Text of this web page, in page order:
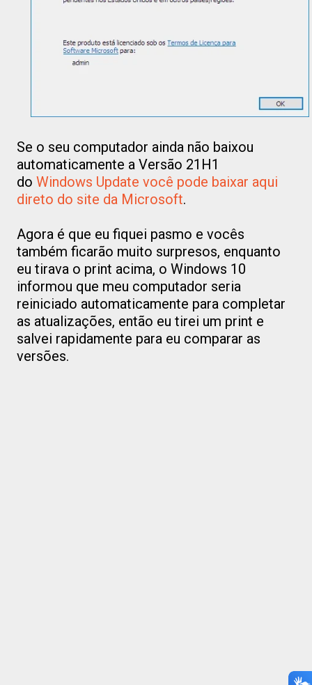
Se o seu computador ainda não baixou
automaticamente a Versão 21H1
do Windows Update você pode baixar aqui
direto do site da Microsoft.
Agora é que eu fiquei pasmo e vocês
também ficarão muito surpresos, enquanto
eu tirava o print acima, o Windows 10
informou que meu computador seria
reiniciado automaticamente para completar
as atualizações, então eu tirei um print e
salvei rapidamente para eu comparar as
versões.